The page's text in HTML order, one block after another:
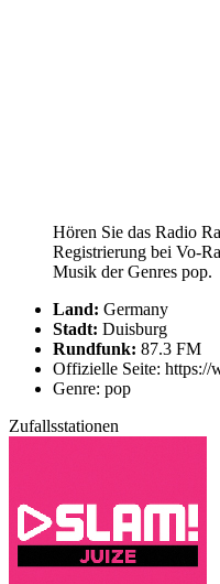
Hören Sie das Radio
Registrierung bei Vo-
Musik der Genres pop.
Land: Germany
Stadt: Duisburg
Rundfunk: 87.3 FM
Offizielle Seite:
Genre: pop
Zufallsstationen